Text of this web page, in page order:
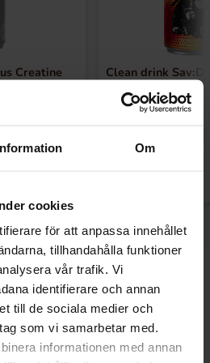
Om
cookies
för att anpassa innehållet
tillhandahålla funktioner
vår trafik. Vi
identifierare och annan
till de sociala medier och
som vi samarbetar med.
informationen med annan
Creatine
Clean drink
gillade